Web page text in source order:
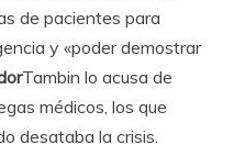
de pacientes para
y «poder demostrar
Tambin lo acusa de
médicos, los que
desataba la crisis.